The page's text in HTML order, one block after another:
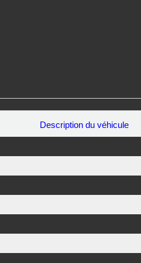
Description du véhicule